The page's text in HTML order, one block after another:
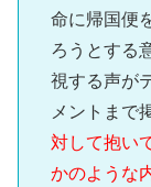
命に帰国便
ろうとする
視する声が
メントまで
対して抱い
かのような